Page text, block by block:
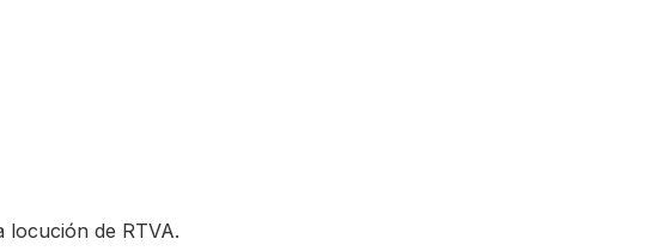
de RTVA.